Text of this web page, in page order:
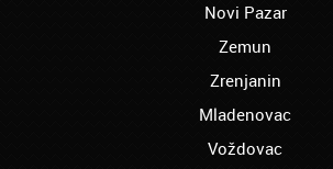
Uspešno sam završila kurs švedskog
jezika i pronašla posao gde je poznavanje
ovog jezika bilo presudno. Hvala Vam puno
Novi Pazar
Zemun
Zrenjanin
Mladenovac
Voždovac